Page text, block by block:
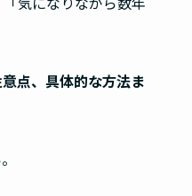
点、具体的な方法ま